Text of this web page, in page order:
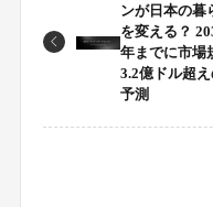
ンが日本の暮
を変える？
年までに市場
3.2億ドル超
予測